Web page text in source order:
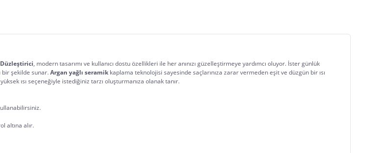
, modern tasarımı ve kullanıcı dostu özellikleri ile her anınızı güzelleştirmeye yardımcı oluyor. İster günlük
bir şekilde sunar. Argan yağlı seramik kaplama teknolojisi sayesinde saçlarınıza zarar vermeden eşit ve düzgün bir ısı
ısı seçeneğiyle istediğiniz tarzı oluşturmanıza olanak tanır.
altına alır.